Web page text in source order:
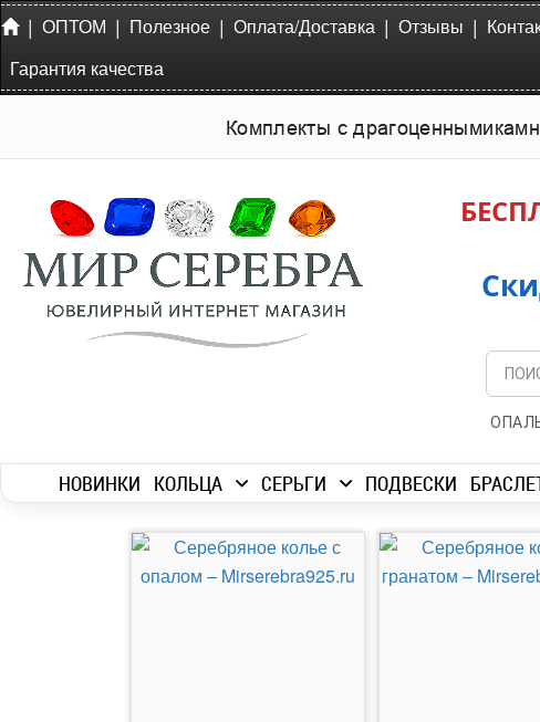
| ОПТОМ | Полезное | Оплата/Доставка | Отзывы |
Гарантия качества
Комплекты с драгоценными
НОВИНКИ КОЛЬЦА СЕРЬГИ ПОДВЕСКИ